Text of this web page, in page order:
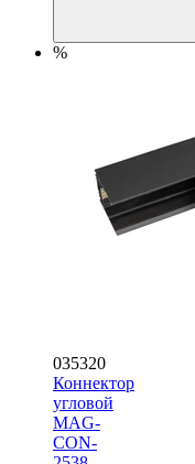
%
035320
Коннектор
угловой
MAG-
CON-